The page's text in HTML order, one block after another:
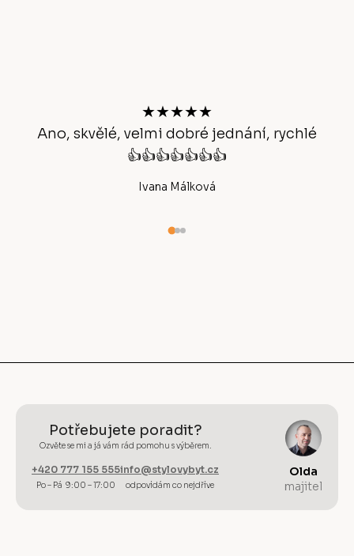
★★★★★
Ano, skvělé, velmi dobré jednání, rychlé
👍👍👍👍👍👍👍
Ivana Málková
Potřebujete poradit?
Ozvěte se mi a já vám rád pomohu s výběrem.
+420 777 155 555
Po – Pá 9:00 – 17:00
info@stylovybyt.cz
odpovídám co nejdříve
Olda
majitel